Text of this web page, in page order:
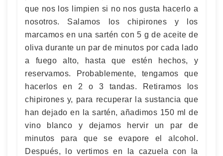
que nos los limpien si no nos gusta hacerlo a
nosotros. Salamos los chipirones y los
marcamos en una sartén con 5 g de aceite de
oliva durante un par de minutos por cada lado
a fuego alto, hasta que estén hechos, y
reservamos. Probablemente, tengamos que
hacerlos en 2 o 3 tandas. Retiramos los
chipirones y, para recuperar la sustancia que
han dejado en la sartén, añadimos 150 ml de
vino blanco y dejamos hervir un par de
minutos para que se evapore el alcohol.
Después, lo vertimos en la cazuela con la